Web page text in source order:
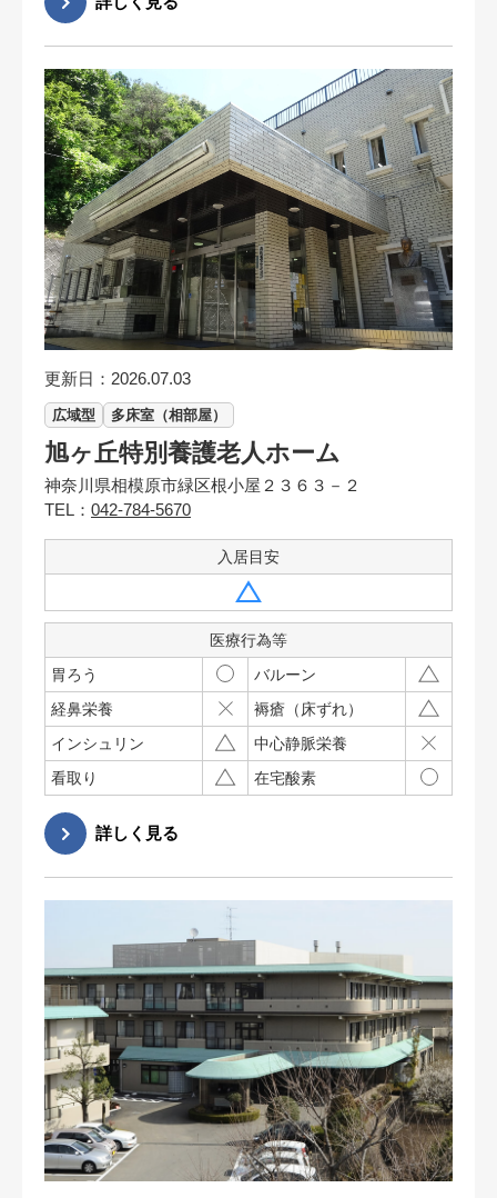
更新日：2026.07.03
広域型 多床室（相部屋）
旭ヶ丘特別養護老人ホーム
神奈川県相模原市緑区根小屋２３６３－２
TEL： 042-784-5670
入居目安
医療行為等
胃ろう
バルーン
経鼻栄養
褥瘡（床ずれ）
インシュリン
中心静脈栄養
看取り
在宅酸素